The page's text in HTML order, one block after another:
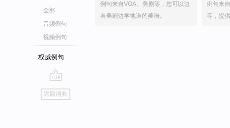
全部
音频例句
视频例句
权威例句
go
top
返回词典
例句来自VOA、美剧等，您可以边
看美剧边学地道的美语。
例句来
等，提